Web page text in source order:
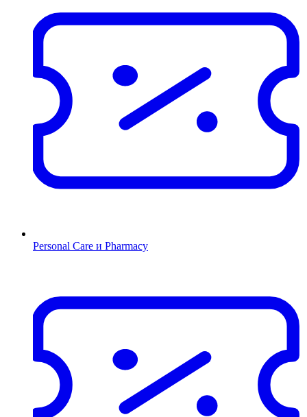
Personal Care и Pharmacy